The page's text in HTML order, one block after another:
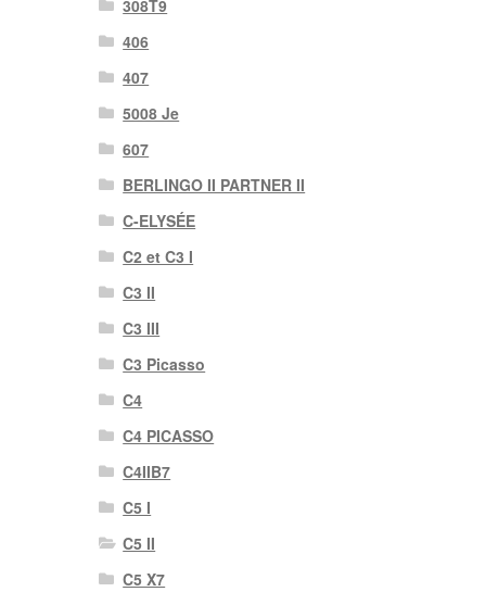
308T9
406
407
5008 Je
607
BERLINGO II PARTNER II
C-ELYSÉE
C2 et C3 I
C3 II
C3 III
C3 Picasso
C4
C4 PICASSO
C4IIB7
C5 I
C5 II
C5 X7